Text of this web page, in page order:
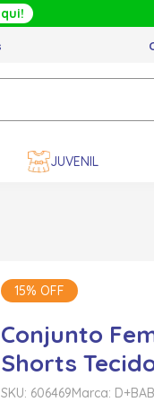
JUVENIL
15% OFF
Conjunto
Shorts
SKU: 606469Marca: